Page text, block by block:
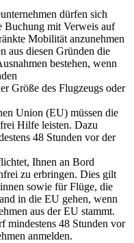
dürfen sich
Buchung mit Verweis auf
Mobilität anzunehmen
aus diesen Gründen die
bestehen, wenn
Größe des Flugzeugs oder
Union (EU) müssen die
Hilfe leisten. Dazu
48 Stunden vor der
Ihnen an Bord
zu erbringen. Dies gilt
sowie für Flüge, die
in die EU gehen, wenn
aus der EU stammt.
mindestens 48 Stunden vor
anmelden.